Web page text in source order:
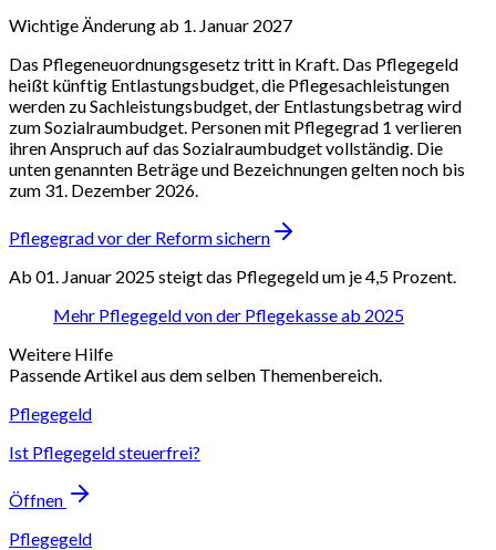
Wichtige Änderung ab 1. Januar 2027
Das Pflegeneuordnungsgesetz tritt in Kraft. Das Pflegegeld
heißt künftig Entlastungsbudget, die Pflegesachleistungen
werden zu Sachleistungsbudget, der Entlastungsbetrag wird
zum Sozialraumbudget. Personen mit Pflegegrad 1 verlieren
ihren Anspruch auf das Sozialraumbudget vollständig. Die
unten genannten Beträge und Bezeichnungen gelten noch bis
zum 31. Dezember 2026.
Pflegegrad vor der Reform sichern
Ab 01. Januar 2025 steigt das Pflegegeld um je 4,5 Prozent.
Mehr Pflegegeld von der Pflegekasse ab 2025
Weitere Hilfe
Passende Artikel aus dem selben Themenbereich.
Pflegegeld
Ist Pflegegeld steuerfrei?
Öffnen
Pflegegeld